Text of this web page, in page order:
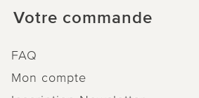
Votre commande
FAQ
Mon compte